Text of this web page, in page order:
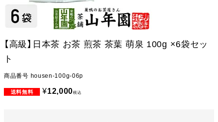
【高級】日本茶 お茶 煎茶 茶葉 萌泉 100g ×6袋セッ
ト
商品番号 housen-100g-06p
¥12,000税込